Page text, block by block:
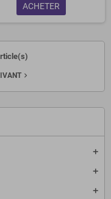
ACHETER
navigate_next